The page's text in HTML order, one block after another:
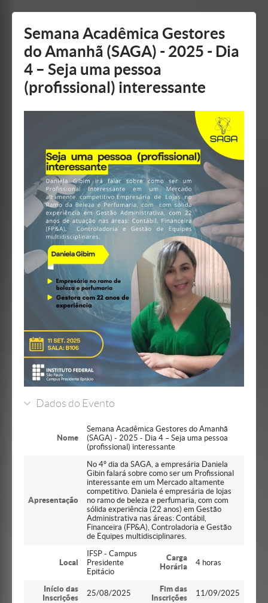
barra
Semana Acadêmica Gestores
do Amanhã (SAGA) - 2025 - Dia
4 – Seja uma pessoa
(profissional) interessante
Dados do Evento
Nome
Semana Acadêmica Gestores do Amanhã
(SAGA) - 2025 - Dia 4 – Seja uma pessoa
(profissional) interessante
Apresentação
No 4º dia da SAGA, a empresária Daniela
Gibin falará sobre como ser um Profissional
interessante em um Mercado altamente
competitivo. Daniela é empresária de lojas
no ramo de beleza e perfumaria, com com
sólida experiência (22 anos) em Gestão
Administrativa nas áreas: Contábil,
Financeira (FP&A), Controladoria e Gestão
de Equipes multidisciplinares.
Local
IFSP - Campus
Presidente
Epitácio
Carga
Horária
4 horas
Início das
Inscrições
25/08/2025
Fim das
Inscrições
11/09/2025